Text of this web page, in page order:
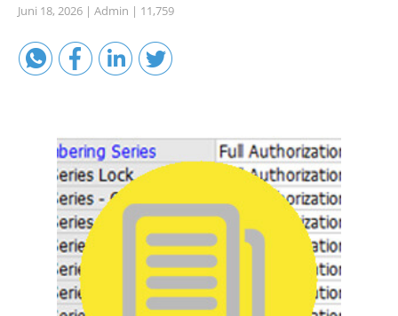
Technical
Juni 18, 2026 | Admin | 11,759